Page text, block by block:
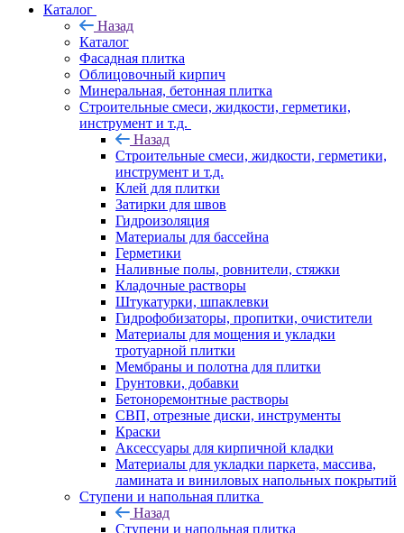
Каталог
Назад
Каталог
Фасадная плитка
Облицовочный кирпич
Минеральная, бетонная плитка
Строительные смеси, жидкости, герметики,
инструмент и т.д.
Назад
Строительные смеси, жидкости, герметики,
инструмент и т.д.
Клей для плитки
Затирки для швов
Гидроизоляция
Материалы для бассейна
Герметики
Наливные полы, ровнители, стяжки
Кладочные растворы
Штукатурки, шпаклевки
Гидрофобизаторы, пропитки, очистители
Материалы для мощения и укладки
тротуарной плитки
Мембраны и полотна для плитки
Грунтовки, добавки
Бетоноремонтные растворы
СВП, отрезные диски, инструменты
Краски
Аксессуары для кирпичной кладки
Материалы для укладки паркета, массива,
ламината и виниловых напольных покрытий
Ступени и напольная плитка
Назад
Ступени и напольная плитка